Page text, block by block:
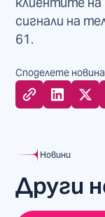
сигнали на
61.
Споделете
Новини
Други